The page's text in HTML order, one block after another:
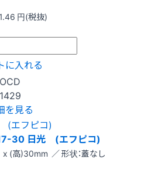
円(税抜)
に入れる
OCD
1429
を見る
30 日光 (エフピコ)
(高)30mm ／ 形状：蓋なし